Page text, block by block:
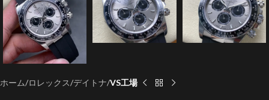
ホーム ロレックス デイトナ VS工場